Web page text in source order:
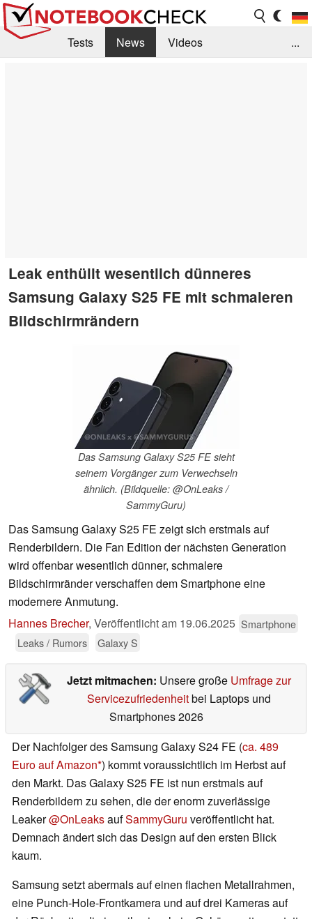
Tests News
Videos
...
Leak enthüllt wesentlich dünneres
Samsung Galaxy S25 FE mit schmaleren
Bildschirmrändern
Das Samsung Galaxy S25 FE sieht
seinem Vorgänger zum Verwechseln
ähnlich. (Bildquelle: @OnLeaks /
SammyGuru)
Das Samsung Galaxy S25 FE zeigt sich erstmals auf
Renderbildern. Die Fan Edition der nächsten Generation
wird offenbar wesentlich dünner, schmalere
Bildschirmränder verschaffen dem Smartphone eine
modernere Anmutung.
Hannes Brecher, Veröffentlicht am 19.06.2025 Smartphone
Leaks / Rumors
Galaxy S
Jetzt mitmachen: Unsere große Umfrage zur
Servicezufriedenheitbei Laptops und
Smartphones 2026
Der Nachfolger des Samsung Galaxy S24 FE (ca. 489
Euro auf Amazon ) kommt voraussichtlich im Herbst auf
den Markt. Das Galaxy S25 FE ist nun erstmals auf
Renderbildern zu sehen, die der enorm zuverlässige
Leaker@OnLeaksaufSammyGuru veröffentlicht hat.
Demnach ändert sich das Design auf den ersten Blick
kaum.
Samsung setzt abermals auf einen flachen Metallrahmen,
eine Punch-Hole-Frontkamera und auf drei Kameras auf